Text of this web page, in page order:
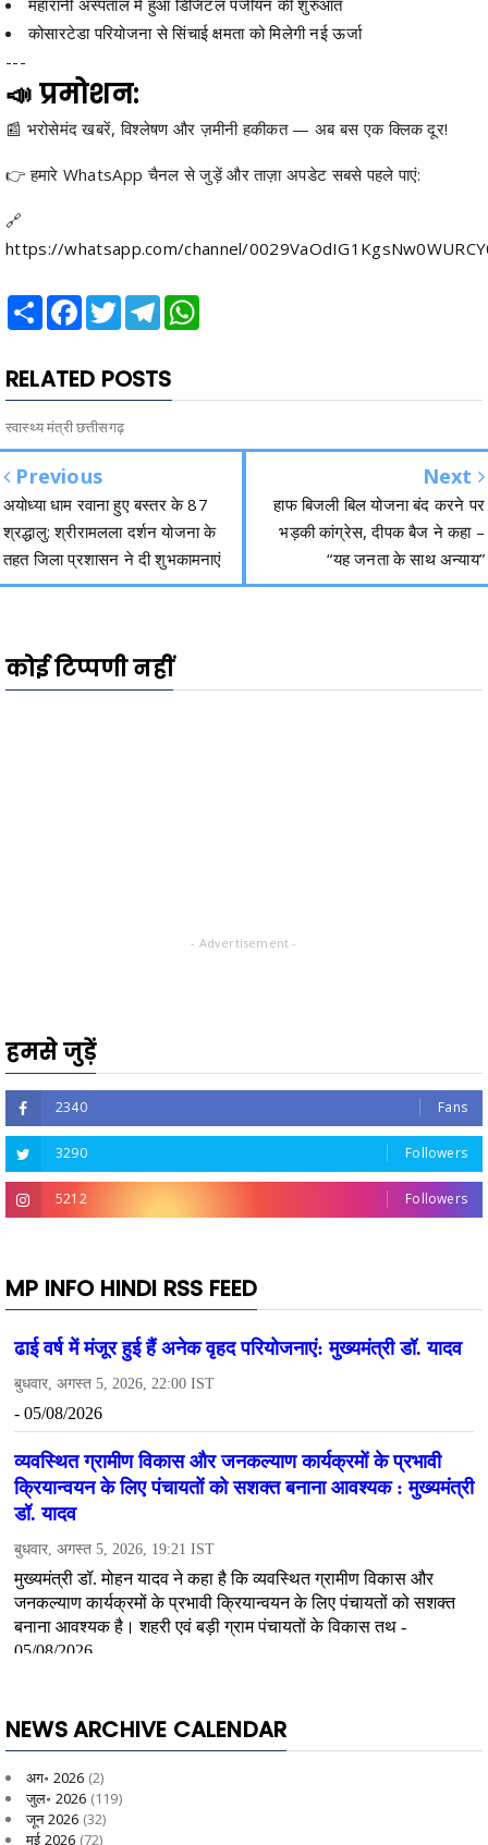
महारानी अस्पताल में हुआ डिजिटल पंजीयन की शुरुआत
कोसारटेडा परियोजना से सिंचाई क्षमता को मिलेगी नई ऊर्जा
---
📣 प्रमोशन:
📰 भरोसेमंद खबरें, विश्लेषण और ज़मीनी हकीकत — अब बस एक क्लिक दूर!
👉 हमारे WhatsApp चैनल से जुड़ें और ताज़ा अपडेट सबसे पहले पाएं:
🔗
https://whatsapp.com/channel/
Share Facebook
TwitterTelegram
RELATED POSTS
स्वास्थ्य मंत्री छत्तीसगढ़
Previous
अयोध्या धाम रवाना हुए बस्तर के 87
श्रद्धालु: श्रीरामलला दर्शन योजना के
तहत जिला प्रशासन ने दी शुभकामनाएं
Next
हाफ बिजली बिल योजना बंद करने पर
भड़की कांग्रेस, दीपक बैज ने कहा –
“यह जनता के साथ अन्याय”
कोई टिप्पणी नहीं
- Advertisement -
हमसे जुड़ें
2340 Fans
3290 Followers
5212 Followers
MP INFO HINDI RSS FEED
NEWS ARCHIVE CALENDAR
अग॰ 2026 (2)
जुल॰ 2026 (119)
जून 2026 (32)
मई 2026 (72)